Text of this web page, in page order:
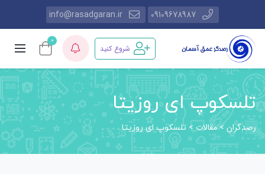
09109678987
info@rasadgaran.ir
شروع کنید
0
تلسکوپ ای روزیتا
رصدگران>مقالات> تلسکوپ ای روزیتا